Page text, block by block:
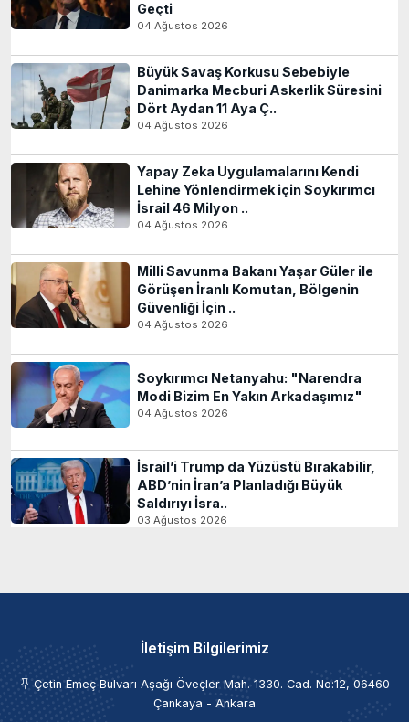
Geçti
04 Ağustos 2026
Büyük Savaş Korkusu Sebebiyle
Danimarka Mecburi Askerlik Süresini
Dört Aydan 11 Aya Ç..
04 Ağustos 2026
Yapay Zeka Uygulamalarını Kendi
Lehine Yönlendirmek için Soykırımcı
İsrail 46 Milyon ..
04 Ağustos 2026
Milli Savunma Bakanı Yaşar Güler ile
Görüşen İranlı Komutan, Bölgenin
Güvenliği İçin ..
04 Ağustos 2026
Soykırımcı Netanyahu: "Narendra
Modi Bizim En Yakın Arkadaşımız"
04 Ağustos 2026
İsrail’i Trump da Yüzüstü Bırakabilir,
ABD’nin İran’a Planladığı Büyük
Saldırıyı İsra..
03 Ağustos 2026
İletişim Bilgilerimiz
Çetin Emeç Bulvarı Aşağı Öveçler Mah. 1330. Cad. No:12, 06460
Çankaya - Ankara